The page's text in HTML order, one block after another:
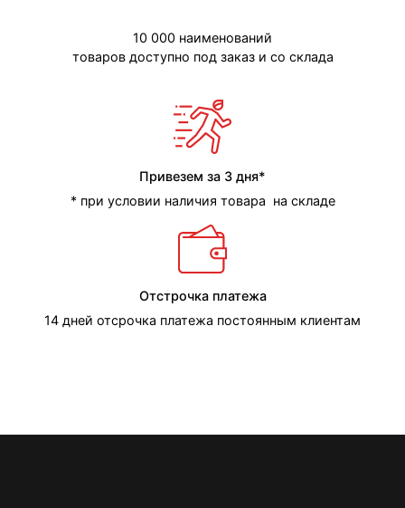
10 000 наименований
товаров доступно под заказ и со склада
Привезем за 3 дня*
* при условии наличия товара на складе
Отстрочка платежа
14 дней отсрочка платежа постоянным клиентам